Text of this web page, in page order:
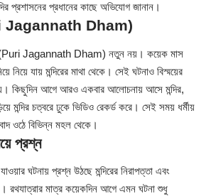
প্রশাসনের প্রধানের কাছে অভিযোগ জানান।
Jagannath Dham)
Puri Jagannath Dham) নতুন নয়। কয়েক মাস
যায় মন্দিরের মাথা থেকে। সেই ঘটনাও বিস্ময়ের
কিছুদিন আগে আরও একবার আলোচনায় আসে মন্দির,
মন্দির চত্বরে ঢুকে ভিডিও রেকর্ড করে। সেই সময় ধর্মীয়
ওঠে বিভিন্ন মহল থেকে।
প্রশ্ন
ঘটনায় প্রশ্ন উঠছে মন্দিরের নিরাপত্তা এবং
রথযাত্রার মাত্র কয়েকদিন আগে এমন ঘটনা শুধু